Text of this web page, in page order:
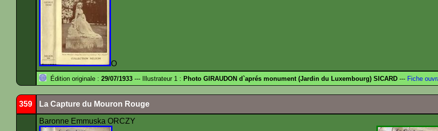
O
Édition originale : 29/07/1933 --- Illustrateur 1 : Photo GIRAUDON d`aprés monument (Jardin du Luxembourg) SICARD --- Fiche
359 La Capture du Mouron Rouge
Baronne Emmuska ORCZY